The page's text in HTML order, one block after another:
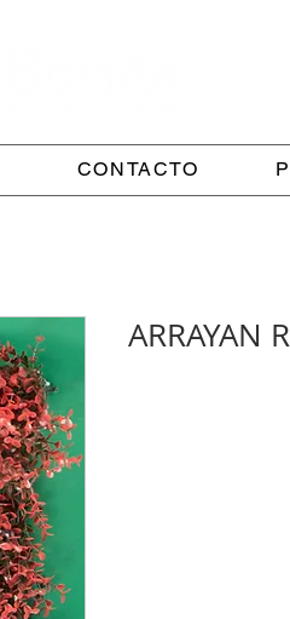
ARRAYAN
CONTACTO